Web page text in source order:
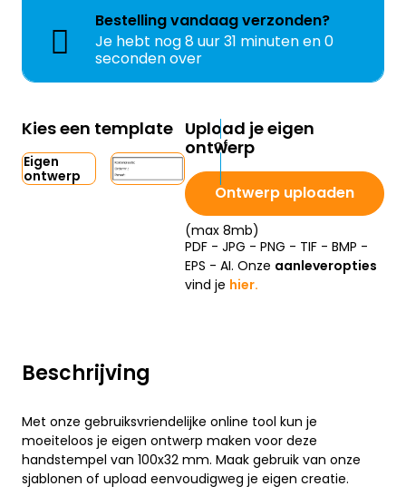
Beschrijving
Met onze gebruiksvriendelijke online tool kun je
moeiteloos je eigen ontwerp maken voor deze
handstempel van 100x32 mm. Maak gebruik van onze
sjablonen of upload eenvoudigweg je eigen creatie.
Bestellingvandaagverzonden?
Je hebt nog8 uur 31 minuten en 0
seconden over
Kies een template
Eigen
ontwerp
Upload je eigen
ontwerp
Ontwerp uploaden
(max 8mb)
PDF - JPG - PNG - TIF - BMP -
EPS - AI. Onze aanleveropties
vind je hier.